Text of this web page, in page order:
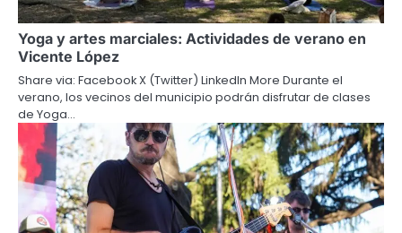
Yoga y artes marciales: Actividades de verano en
Vicente López
Share via: Facebook X (Twitter) LinkedIn More Durante el
verano, los vecinos del municipio podrán disfrutar de clases
de Yoga…